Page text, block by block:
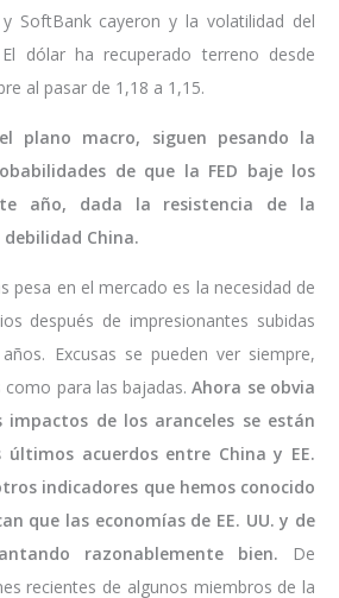
SoftBank cayeron y la volatilidad del
dólar ha recuperado terreno desde
al pasar de 1,18 a 1,15.
plano macro, siguen pesando la
de que la FED baje los
año, dada la resistencia de la
China.
pesa en el mercado es la necesidad de
después de impresionantes subidas
Excusas se pueden ver siempre,
para las bajadas. Ahora se obvia
de los aranceles se están
últimos acuerdos entre China y EE.
indicadores que hemos conocido
que las economías de EE. UU. y de
razonablemente bien.
De
recientes de algunos miembros de la